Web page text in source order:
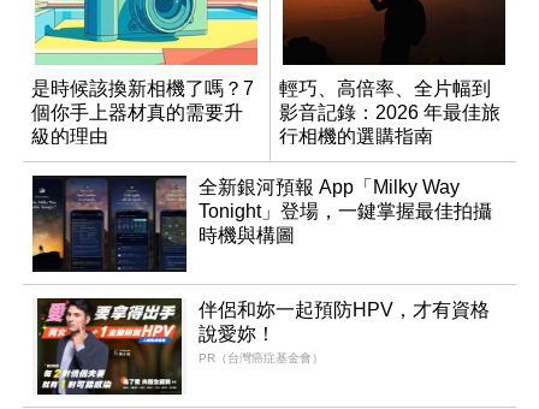
是時候該換新相機了嗎？7
個你手上器材真的需要升
級的理由
輕巧、高倍率、全片幅到
影音記錄：2026 年最佳旅
行相機的選購指南
全新銀河預報 App「Milky Way
Tonight」登場，一鍵掌握最佳拍攝
時機與構圖
伴侶和妳一起預防HPV，才有資格
說愛妳！
PR（台灣癌症基金會）